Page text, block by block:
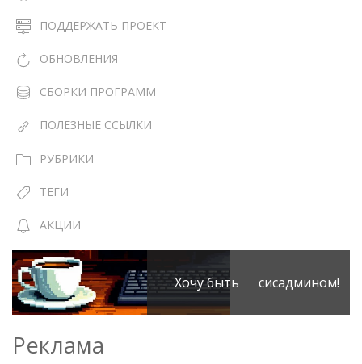
ПОДДЕРЖАТЬ ПРОЕКТ
ОБНОВЛЕНИЯ
СБОРКИ ПРОГРАММ
ПОЛЕЗНЫЕ ССЫЛКИ
РУБРИКИ
ТЕГИ
АКЦИИ
Хочу быть сисадмином!
Реклама